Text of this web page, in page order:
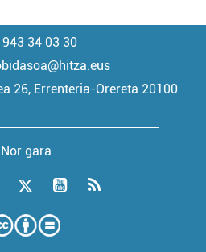
943 34 03 30
26, Errenteria-Orereta 20100
Nor gara